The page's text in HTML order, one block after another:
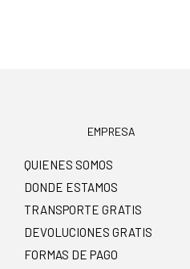
EMPRESA
QUIENES SOMOS
DONDE ESTAMOS
TRANSPORTE GRATIS
DEVOLUCIONES GRATIS
FORMAS DE PAGO